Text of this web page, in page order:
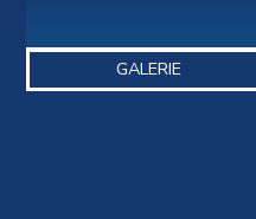
GALERIE